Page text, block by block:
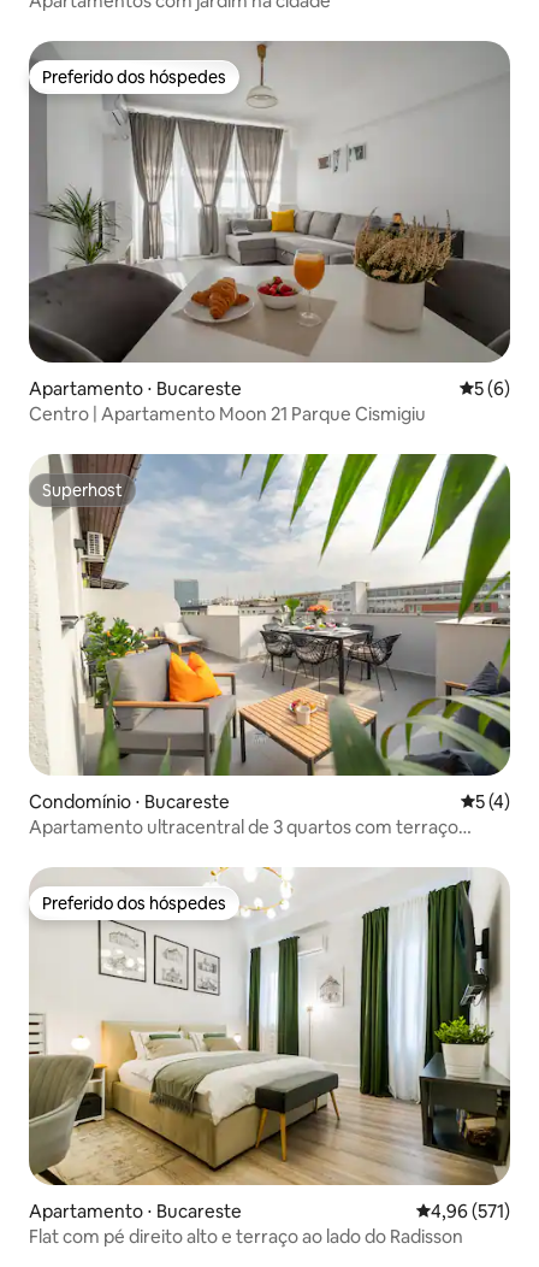
Preferido dos hóspedes
Preferido dos hóspedes
Apartamento ⋅ Bucareste 5 de
5 (6)
Centro | Apartamento Moon 21 Parque Cismigiu
Superhost
Superhost
Condomínio ⋅ Bucareste 5 de
5 (4)
Apartamento ultracentral de 3 quartos com terraço
Preferido dos hóspedes
Preferido dos hóspedes
Apartamento ⋅ Bucareste 4,96 de uma
4,96 (571)
Flat com pé direito alto e terraço ao lado do Radisson